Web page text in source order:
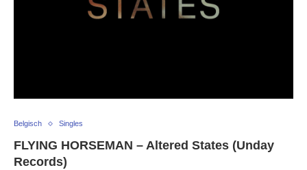
Belgisch Singles
FLYING HORSEMAN – Altered States (Unday
Records)